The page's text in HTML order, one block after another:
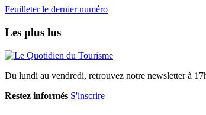
Feuilleter le dernier numéro
Les plus lus
Du lundi au vendredi, retrouvez notre newsletter à
Restez informés S'inscrire